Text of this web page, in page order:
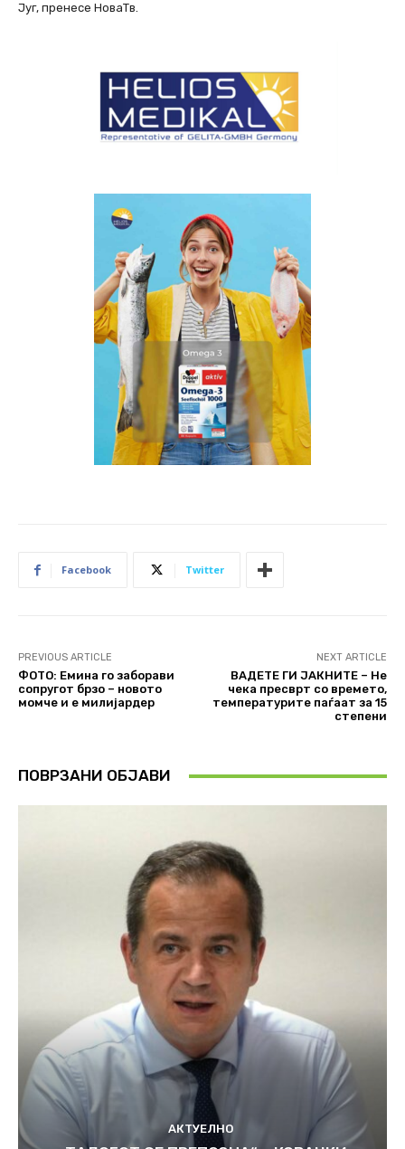
Југ, пренесе НоваТв.
Facebook Twitter
PREVIOUS ARTICLE
ФОТО: Емина го заборави
сопругот брзо – новото
момче и е милијардер
NEXT ARTICLE
ВАДЕТЕ ГИ ЈАКНИТЕ – Не
чека пресврт со времето,
температурите паѓаат за 15
степени
ПОВРЗАНИ ОБЈАВИ
АКТУЕЛНО